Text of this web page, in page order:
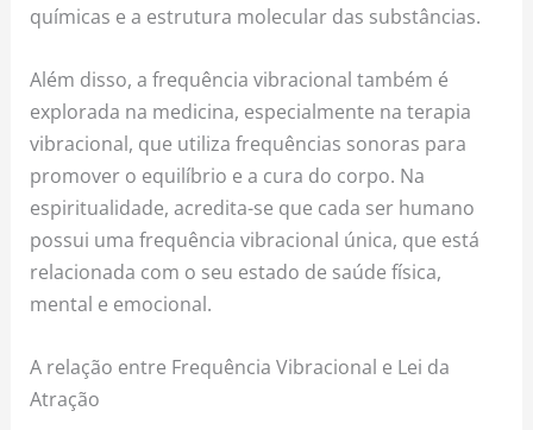
químicas e a estrutura molecular das substâncias.
Além disso, a frequência vibracional também é
explorada na medicina, especialmente na terapia
vibracional, que utiliza frequências sonoras para
promover o equilíbrio e a cura do corpo. Na
espiritualidade, acredita-se que cada ser humano
possui uma frequência vibracional única, que está
relacionada com o seu estado de saúde física,
mental e emocional.
A relação entre Frequência Vibracional e Lei da
Atração